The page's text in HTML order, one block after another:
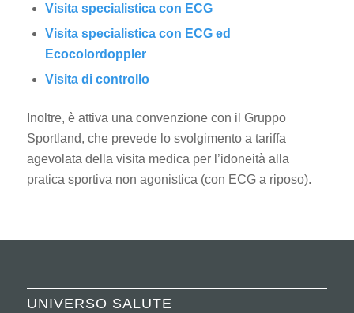
Visita specialistica con ECG
Visita specialistica con ECG ed
Ecocolordoppler
Visita di controllo
Inoltre, è attiva una convenzione con il Gruppo
Sportland, che prevede lo svolgimento a tariffa
agevolata della visita medica per l’idoneità alla
pratica sportiva non agonistica (con ECG a riposo).
UNIVERSO SALUTE